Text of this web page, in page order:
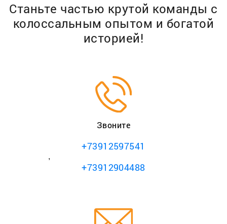
Станьте частью крутой команды с
колоссальным опытом и богатой
историей!
Звоните
+73912597541
,
+73912904488